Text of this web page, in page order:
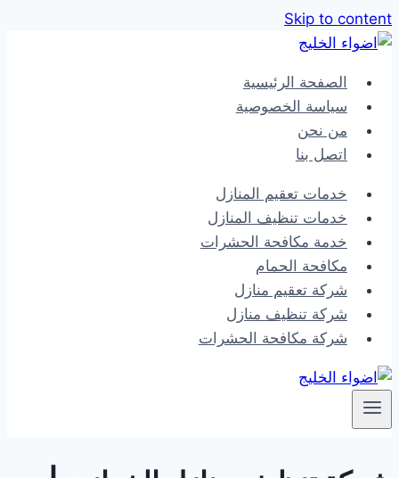
Skip to content
الصفحة الرئيسية
سياسة الخصوصية
من نحن
اتصل بنا
خدمات تعقيم المنازل
خدمات تنظيف المنازل
خدمة مكافحة الحشرات
مكافحة الحمام
شركة تعقيم منازل
شركة تنظيف منازل
شركة مكافحة الحشرات